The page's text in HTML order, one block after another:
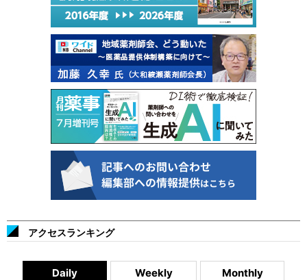
アクセスランキング
Daily Weekly Monthly